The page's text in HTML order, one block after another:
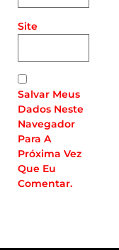
Site
Salvar Meus
Dados Neste
Navegador
Para A
Próxima Vez
Que Eu
Comentar.